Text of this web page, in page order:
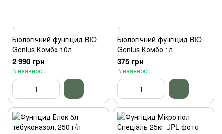
1
Біологічний фунгіцид BIO
Genius Комбо 10л
2 990 грн
В наявності
1
Біологічний фунгіцид BIO
Genius Комбо 1л
375 грн
В наявності